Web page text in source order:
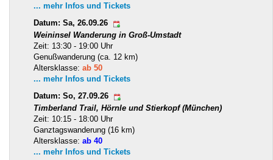
... mehr Infos und Tickets
Datum: Sa, 26.09.26
Weininsel Wanderung in Groß-Umstadt
Zeit: 13:30 - 19:00 Uhr
Genußwanderung (ca. 12 km)
Altersklasse: ab 50
... mehr Infos und Tickets
Datum: So, 27.09.26
Timberland Trail, Hörnle und Stierkopf (München)
Zeit: 10:15 - 18:00 Uhr
Ganztagswanderung (16 km)
Altersklasse: ab 40
... mehr Infos und Tickets